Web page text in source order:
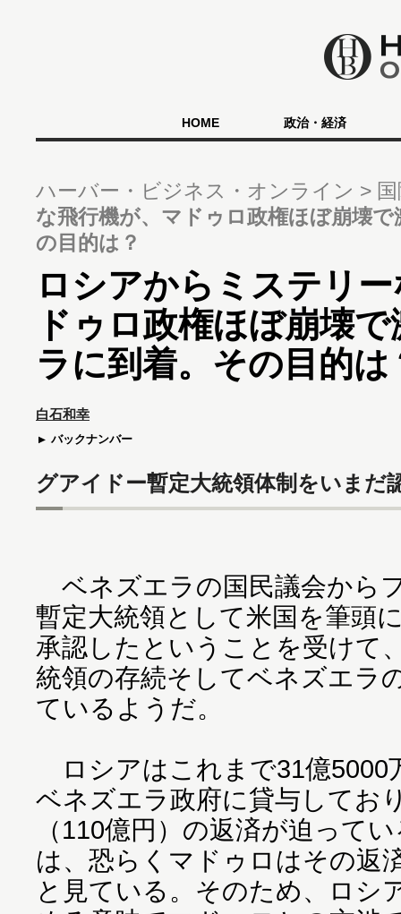
HOME 政治・経済
ハーバー・ビジネス・オンライン
な飛行機が、マドゥロ政権ほぼ崩壊
の目的は？
ロシアからミステリ
ドゥロ政権ほぼ崩壊
ラに到着。その目的は
白石和幸
バックナンバー
グアイドー暫定大統領体制をいま
ベネズエラの国民議会から
暫定大統領として米国を筆頭
承認したということを受けて
統領の存続そしてベネズエラ
ているようだ。
ロシアはこれまで31億5000
ベネズエラ政府に貸与してお
（110億円）の返済が迫って
は、恐らくマドゥロはその返
と見ている。そのため、ロシ